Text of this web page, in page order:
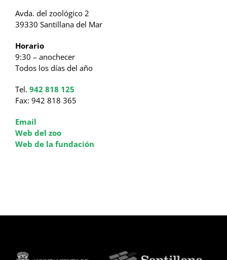
Avda. del zoológico 2
39330 Santillana del Mar
Horario
9:30 – anochecer
Todos los días del año
Tel. 942 818 125
Fax: 942 818 365
Email
Web del zoo
Web de la fundación